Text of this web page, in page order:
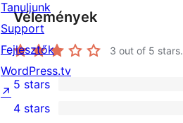
Vélemények
3 out of 5 stars.
1
5-
5 stars
4 stars
Tanuljunk
Support
Fejlesztők
WordPress.tv
↗